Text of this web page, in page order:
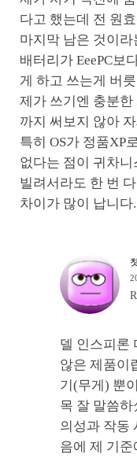
다고 했는데 전 원
마지막 남은 것이
배터리가 EeePC보
게 하고 쓰는게 버
제가 쓰기엔 충분한
까지 써보지 않아
특히 OS가 정품XP
없다는 점이 귀차
빌려서라도 한 번
차이가 많이 납니다.
델 인스피론
않은 제품이
기(무게) 뿐
목 잘 말씀
의성과 작동
음에 제 기